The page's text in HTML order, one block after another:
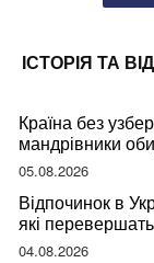
ІСТОРІЯ ТА
Країна без
мандрівники
05.08.2026
Відпочинок в
які
04.08.2026